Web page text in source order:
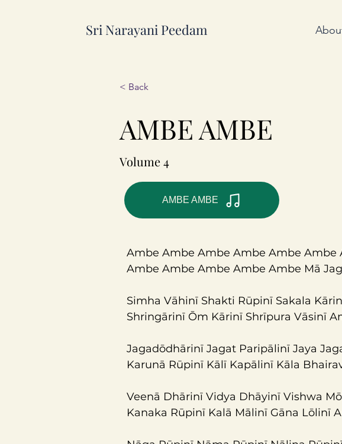
Sri Narayani Peedam
< Back
AMBE AMBE
Volume 4
AMBE AMBE
Ambe Ambe Ambe Ambe Ambe Ambe
Ambe Ambe Ambe Ambe Ambe Mā
Simha Vāhinī Shakti Rūpinī Sakala
Shringārinī Ōm Kārinī Shrīpura Vāsinī
Jagadōdhārinī Jagat Paripālinī Jaya
Karunā Rūpinī Kālī Kapālinī Kāla
Veenā Dhārinī Vidya Dhāyinī Vishwa
Kanaka Rūpinī Kalā Mālinī Gāna Lōlinī